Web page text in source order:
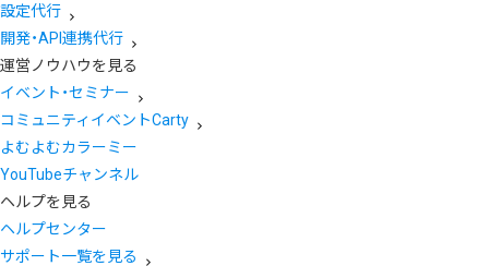
設定代行
開発・API連携代行
運営ノウハウを見る
イベント・セミナー
コミュニティイベントCarty
よむよむカラーミー
YouTubeチャンネル
ヘルプを見る
ヘルプセンター
サポート一覧を見る